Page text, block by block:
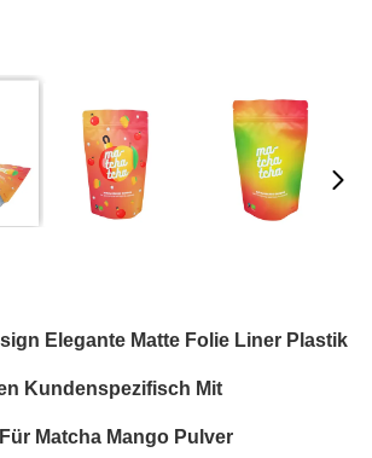
Elegante Matte Folie Liner Plastik
Kundenspezifisch Mit
Matcha Mango Pulver